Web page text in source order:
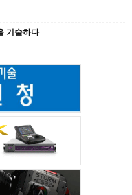
기술하다